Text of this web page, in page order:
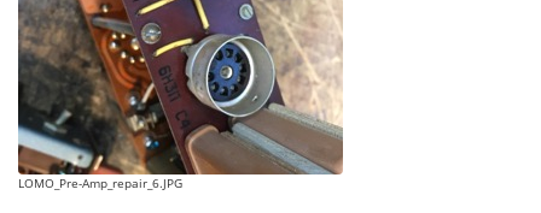
LOMO_Pre-Amp_repair_6.JPG